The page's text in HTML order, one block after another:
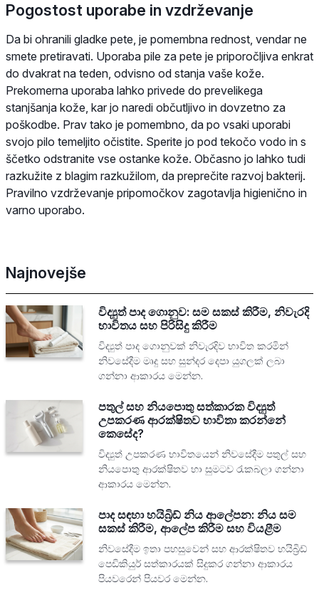
Pogostost uporabe in vzdrževanje
Da bi ohranili gladke pete, je pomembna rednost, vendar ne
smete pretiravati. Uporaba pile za pete je priporočljiva enkrat
do dvakrat na teden, odvisno od stanja vaše kože.
Prekomerna uporaba lahko privede do prevelikega
stanjšanja kože, kar jo naredi občutljivo in dovzetno za
poškodbe. Prav tako je pomembno, da po vsaki uporabi
svojo pilo temeljito očistite. Sperite jo pod tekočo vodo in s
ščetko odstranite vse ostanke kože. Občasno jo lahko tudi
razkužite z blagim razkužilom, da preprečite razvoj bakterij.
Pravilno vzdrževanje pripomočkov zagotavlja higienično in
varno uporabo.
Najnovejše
විද්‍යුත් පාද ගොනුව: සම සකස් කිරීම, නිවැරදි
භාවිතය සහ පිරිසිදු කිරීම
විද්‍යුත් පාද ගොනුවක් නිවැරදිව භාවිත කරමින්
නිවසේදීම මෘදු සහ සුන්දර දෙපා යුගලක් ලබා
ගන්නා ආකාරය මෙන්න.
පතුල් සහ නියපොතු සත්කාරක විද්‍යුත්
උපකරණ ආරක්ෂිතව භාවිතා කරන්නේ
කෙසේද?
විද්‍යුත් උපකරණ භාවිතයෙන් නිවසේදීම පතුල් සහ
නියපොතු ආරක්ෂිතව හා සුමටව රැකබලා ගන්නා
ආකාරය මෙන්න.
පාද සඳහා හයිබ්‍රිඩ් නිය ආලේපන: නිය සම
සකස් කිරීම, ආලේප කිරීම සහ වියළීම
නිවසේදීම ඉතා පහසුවෙන් සහ ආරක්ෂිතව හයිබ්‍රිඩ්
පෙඩිකියුර් සත්කාරයක් සිදුකර ගන්නා ආකාරය
පියවරෙන් පියවර මෙන්න.